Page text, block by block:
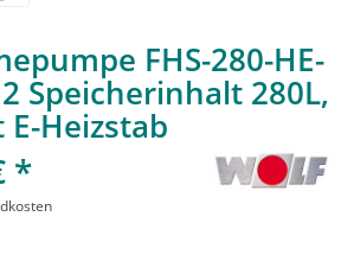
FHS-280-HE-
Speicherinhalt 280L,
E-Heizstab
*